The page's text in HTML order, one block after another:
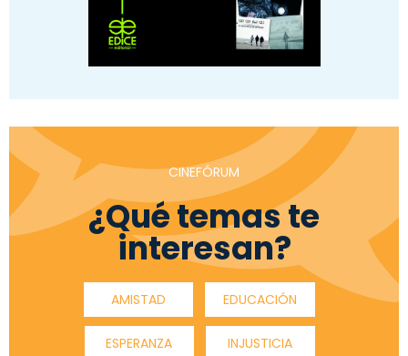
CINEFÓRUM
¿Qué temas te
interesan?
AMISTAD EDUCACIÓN
ESPERANZA INJUSTICIA